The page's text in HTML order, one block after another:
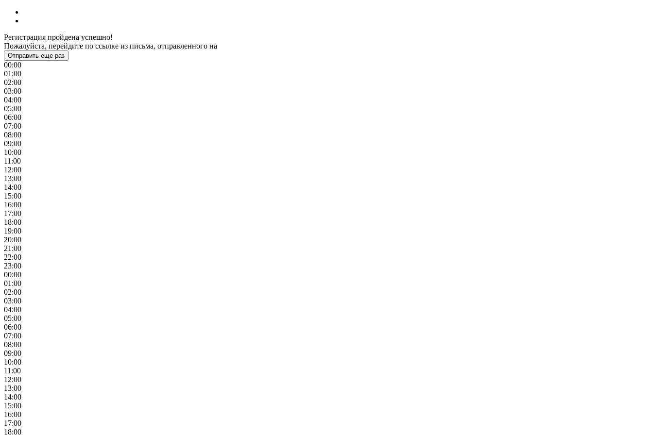
Регистрация пройдена успешно!
Пожалуйста, перейдите по ссылке из письма, отправленного на
Отправить еще раз
00:00
01:00
02:00
03:00
04:00
05:00
06:00
07:00
08:00
09:00
10:00
11:00
12:00
13:00
14:00
15:00
16:00
17:00
18:00
19:00
20:00
21:00
22:00
23:00
00:00
01:00
02:00
03:00
04:00
05:00
06:00
07:00
08:00
09:00
10:00
11:00
12:00
13:00
14:00
15:00
16:00
17:00
18:00